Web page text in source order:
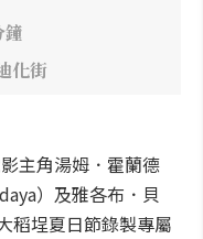
化街
主角湯姆．霍蘭德
）及雅各布．貝
稻埕夏日節錄製專屬